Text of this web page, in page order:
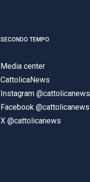
SECONDO TEMPO
Media center
CattolicaNews
Instagram @cattolicanews
Facebook @cattolicanews
X @cattolicanews